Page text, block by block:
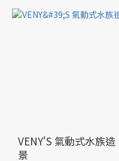
VENY'S 氣動式水族造
景